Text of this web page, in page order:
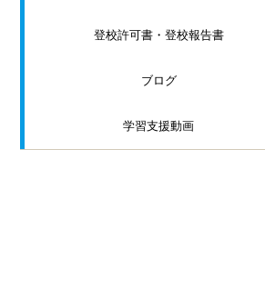
登校許可書・登校報告書
ブログ
学習支援動画